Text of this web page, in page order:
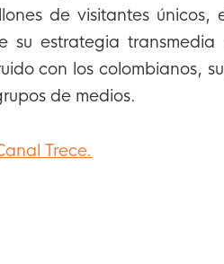
de visitantes únicos,
su estrategia
con los colombianos,
de medios.
Trece.